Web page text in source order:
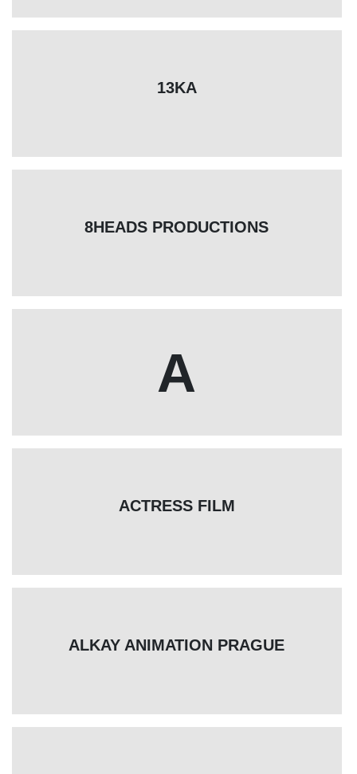
13KA
8HEADS PRODUCTIONS
A
ACTRESS FILM
ALKAY ANIMATION PRAGUE